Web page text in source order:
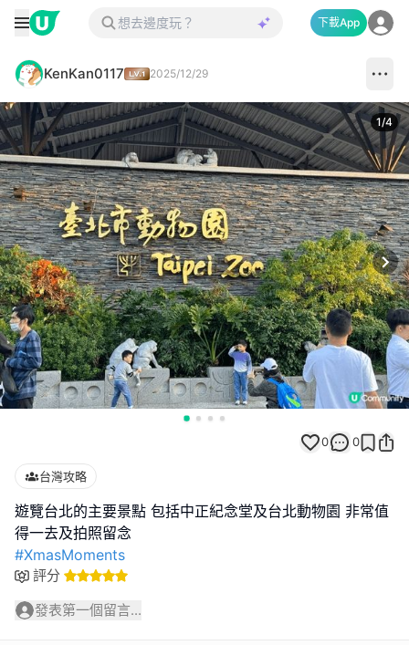
下載App
KenKan0117 2025/12/29
1/4
0 0
台灣攻略
遊覽台北的主要景點 包括中正紀念堂及台北動物園 非常值
#XmasMoments
評分
發表第一個留言...